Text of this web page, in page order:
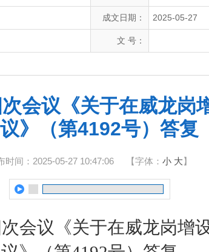
成文日期： 2025-05-27
文 号：
会议《关于在威龙岗
》（第4192号）答复
时间：2025-05-27 10:47:06 【字体： 小 大】
会议《关于在威龙岗增